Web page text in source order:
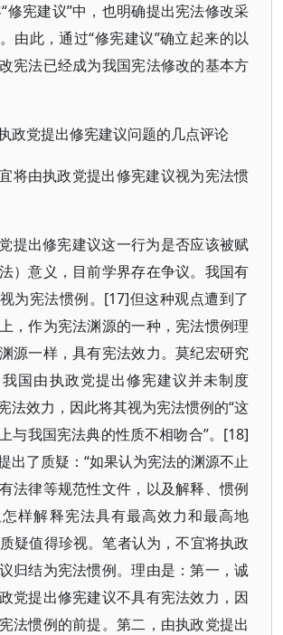
修宪建议”中，也明确提出宪法修改采
由此，通过“修宪建议”确立起来的以
宪法已经成为我国宪法修改的基本方
政党提出修宪建议问题的几点评论
宜将由执政党提出修宪建议视为宪法惯
提出修宪建议这一行为是否应该被赋
）意义，目前学界存在争议。我国有
为宪法惯例。[17]但这种观点遭到了
，作为宪法渊源的一种，宪法惯例理
源一样，具有宪法效力。莫纪宏研究
国由执政党提出修宪建议并未制度
法效力，因此将其视为宪法惯例的“这
与我国宪法典的性质不相吻合”。[18]
出了质疑：“如果认为宪法的渊源不止
法律等规范性文件，以及解释、惯例
样解释宪法具有最高效力和最高地
疑值得珍视。笔者认为，不宜将执政
归结为宪法惯例。理由是：第一，诚
党提出修宪建议不具有宪法效力，因
法惯例的前提。第二，由执政党提出